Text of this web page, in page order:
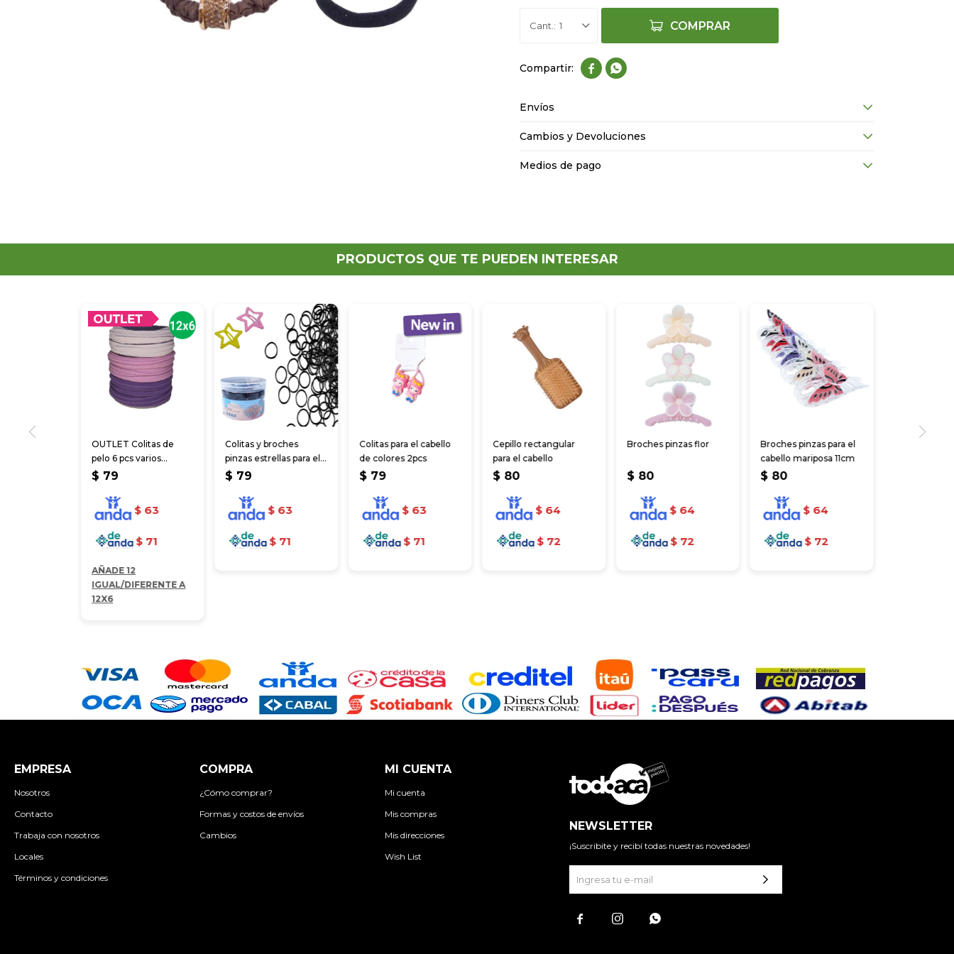
1 COMPRAR
 
Envíos
Cambios y Devoluciones
Medios de pago
PRODUCTOS QUE TE PUEDEN INTERESAR
OUTLET Colitas de
pelo 6 pcs varios
colores
$ 79
$ 63
$ 71
AÑADE 12
IGUAL/DIFERENTE A
12X6
Colitas y broches
pinzas estrellas para el
cabello
$ 79
$ 63
$ 71
Colitas para el cabello
de colores 2pcs
$ 79
$ 63
$ 71
Cepillo rectangular
para el cabello
$ 80
$ 64
$ 72
Broches pinzas flor
$ 80
$ 64
$ 72
Broches pinzas para el
cabello mariposa 11cm
$ 80
$ 64
$ 72
EMPRESA
Nosotros
Contacto
Trabaja con nosotros
Locales
Términos y condiciones
COMPRA
¿Cómo comprar?
Formas y costos de envíos
Cambios
MI CUENTA
Mi cuenta
Mis compras
Mis direcciones
Wish List
NEWSLETTER
¡Suscribite y recibí todas nuestras novedades!
  